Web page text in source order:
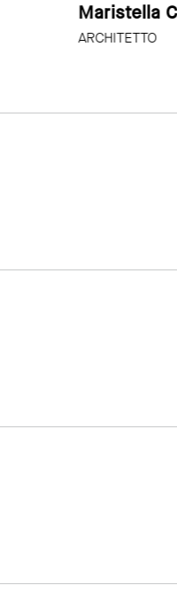
Maristella Casciato
ARCHITETTO